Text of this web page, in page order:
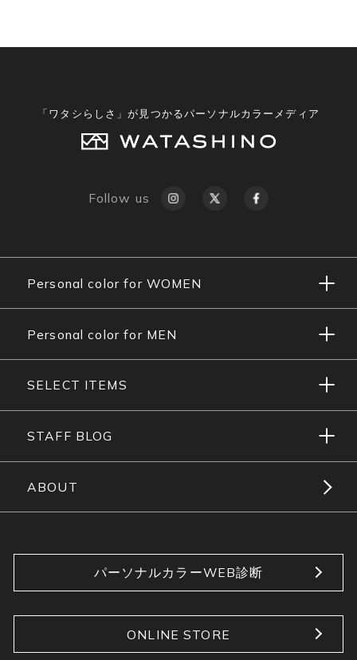
「ワタシらしさ」が見つかるパーソナルカラーメディア
Follow us
Personal color for WOMEN
Personal color for MEN
SELECT ITEMS
STAFF BLOG
ABOUT
パーソナルカラーWEB診断
ONLINE STORE